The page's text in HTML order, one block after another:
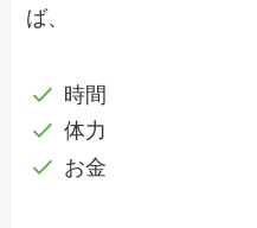
ば、
時間
体力
お金